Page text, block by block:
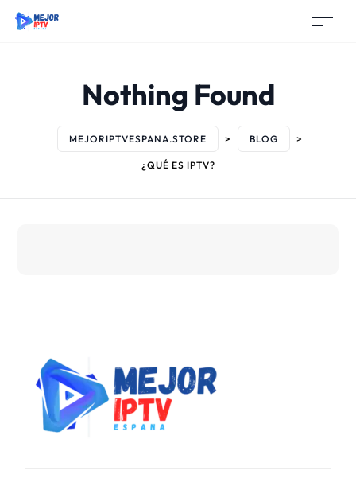
Nothing Found
MEJORIPTVESPANA.STORE > BLOG >
¿QUÉ ES IPTV?